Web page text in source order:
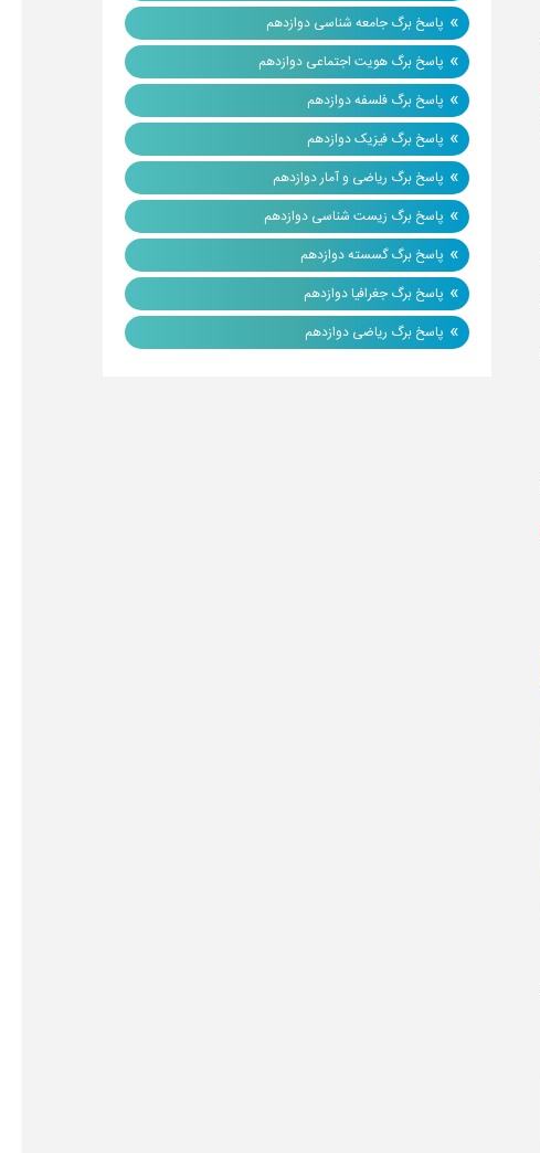
» پاسخ برگ جامعه شناسی دوازدهم
» پاسخ برگ هویت اجتماعی دوازدهم
» پاسخ برگ فلسفه دوازدهم
» پاسخ برگ فیزیک دوازدهم
» پاسخ برگ ریاضی و آمار دوازدهم
» پاسخ برگ زیست شناسی دوازدهم
» پاسخ برگ گسسته دوازدهم
» پاسخ برگ جغرافیا دوازدهم
» پاسخ برگ ریاضی دوازدهم